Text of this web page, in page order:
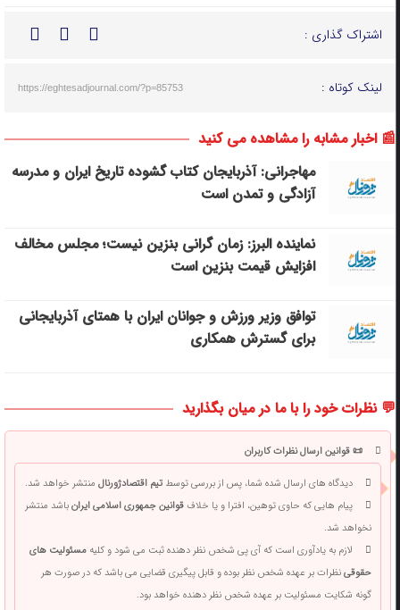
اشتراک گذاری :
لینک کوتاه : https://eghtesadjournal.com/?p=85753
📰 اخبار مشابه را مشاهده می کنید
مهاجرانی: آذربایجان کتاب گشوده تاریخ ایران و مدرسه
آزادگی و تمدن است
نماینده البرز: زمان گرانی بنزین نیست؛ مجلس مخالف
افزایش قیمت بنزین است
توافق وزیر ورزش و جوانان ایران با همتای آذربایجانی
برای گسترش همکاری
💬 نظرات خود را با ما در میان بگذارید
📜 قوانین ارسال نظرات کاربران
دیدگاه های ارسال شده شما، پس از بررسی توسطتیم اقتصادژورنالمنتشر خواهد شد.
پیام هایی که حاوی توهین، افترا و یا خلافقوانین جمهوری اسلامی ایرانباشد منتشر
نخواهد شد.
لازم به یادآوری است که آی پی شخص نظر دهنده ثبت می شود و کلیهمسئولیت های
حقوقینظرات بر عهده شخص نظر بوده و قابل پیگیری قضایی می باشد که در صورت هر
گونه شکایت مسئولیت بر عهده شخص نظر دهنده خواهد بود.